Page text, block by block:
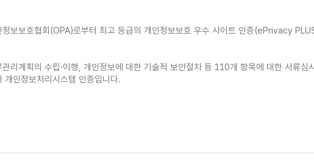
보보호협회(OPA)로부터 최고 등급의 개인정보보호 우수 사이트 인증(ePrivacy
리계획의 수립·이행, 개인정보에 대한 기술적 보안절차 등 110개 항목에 대한 서류심
인정보처리시스템 인증입니다.